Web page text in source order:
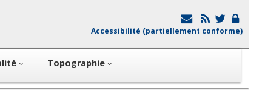
Accessibilité (partiellement conforme)
Topographie